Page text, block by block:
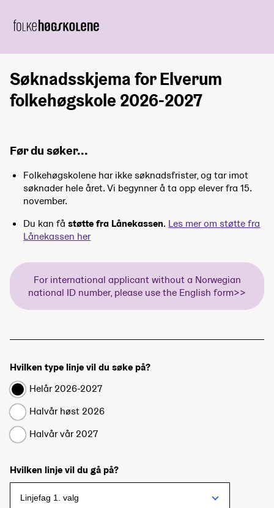
Søknadsskjema for Elverum
folkehøgskole 2026-2027
Før du søker...
Folkehøgskolene har ikke søknadsfrister, og tar imot
søknader hele året. Vi begynner å ta opp elever fra 15.
november.
Du kan fåstøtte fra Lånekassen. Les mer om støtte fra
Lånekassen her
For international applicant without a Norwegian
national ID number, please use the English form>>
Hvilken type linje vil du søke på?
Helår 2026-2027
Halvår høst 2026
Halvår vår 2027
Hvilken linje vil du gå på?